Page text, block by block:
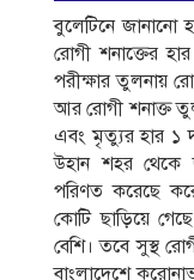
বুলেটিনে জানানো
রোগী শনাক্তের
পরীক্ষার তুলনায়
আর রোগী শনাক্ত
এবং মৃত্যুর হার ১
উহান শহর থেকে
পরিণত করেছে
কোটি ছাড়িয়ে
বেশি। তবে সুস্থ
বাংলাদেশে